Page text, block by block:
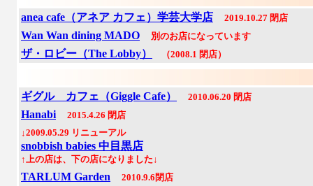
anea cafe（アネア カフェ）学芸大学店 2019.10.27 閉店
Wan Wan dining MADO 別のお店になっています
ザ・ロビー（The Lobby） （2008.1 閉店）
ギグル カフェ（Giggle Cafe） 2010.06.20 閉店
Hanabi
2015.4.26 閉店
↓2009.05.29 リニューアル
snobbish babies 中目黒店
↑上の店は、下の店になりました↓
TARLUM Garden 2010.9.6閉店